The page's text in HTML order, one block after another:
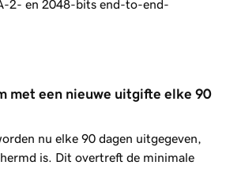
2- en 2048-bits end-to-end-
met een nieuwe uitgifte elke 90
nu elke 90 dagen uitgegeven,
is. Dit overtreft de minimale